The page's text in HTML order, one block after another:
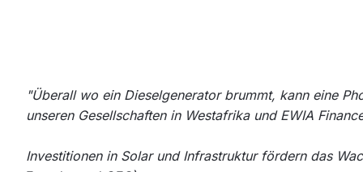
"Überall wo ein Dieselgenerator brummt, kann eine
unseren Gesellschaften in Westafrika und EWIA
Investitionen in Solar und Infrastruktur fördern das